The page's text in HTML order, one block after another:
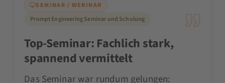
SEMINAR / WEBINAR
Prompt Engineering Seminar und Schulung
Top-Seminar: Fachlich stark,
spannend vermittelt
Das Seminar war rundum gelungen: